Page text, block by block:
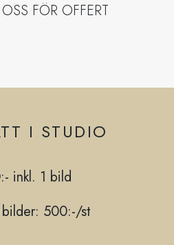
FÖR OFFERT
I STUDIO
inkl. 1 bild
bilder: 500:-/st